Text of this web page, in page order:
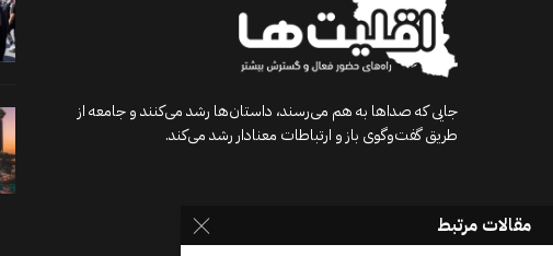
جایی که صداها به هم می‌رسند، داستان‌ها رشد می‌کنند و جامعه از
طریق گفت‌وگوی باز و ارتباطات معنادار رشد می‌کند.
مقالات مرتبط